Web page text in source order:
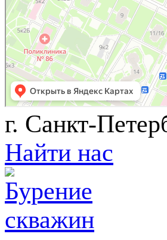
г. Санкт-
Найти нас